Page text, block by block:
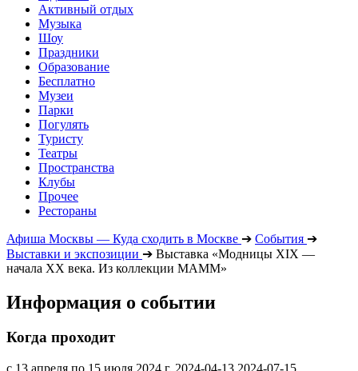
Активный отдых
Музыка
Шоу
Праздники
Образование
Бесплатно
Музеи
Парки
Погулять
Туристу
Театры
Пространства
Клубы
Прочее
Рестораны
Афиша Москвы — Куда сходить в Москве ➔ События ➔
Выставки и экспозиции ➔ Выставка «Модницы XIX —
начала ХХ века. Из коллекции МАММ»
Информация о событии
Когда проходит